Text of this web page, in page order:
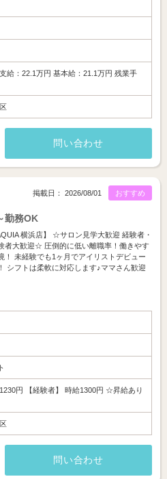
給：22.1万円 基本給：21.1万円 残業手
問い合わせ
おすすめ
掲載日： 2026/08/01
勤務OK
横浜店】 ☆サロン見学大歓迎 経験者・
者大歓迎☆ 圧倒的に低い離職率！働きやす
！ 未経験でも1ヶ月でアイリストデビュー
シフトは柔軟に対応します♪ママさん歓迎
1230円 【経験者】 時給1300円 ☆昇給あり
問い合わせ